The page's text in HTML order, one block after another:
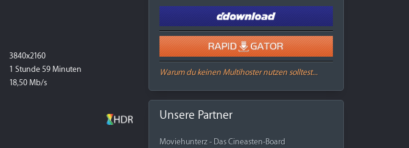
3840x2160
1 Stunde 59 Minuten
18,50 Mb/s
Warum du keinen Multihoster nutzen solltest...
Unsere Partner
Moviehunterz - Das Cineasten-Board